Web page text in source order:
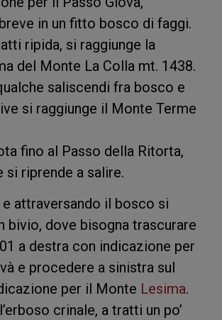
in un fitto bosco di faggi.
ripida, si raggiunge la
del Monte La Colla mt. 1438.
saliscendi fra bosco e
si raggiunge il Monte Terme
fino al Passo della Ritorta,
si riprende a salire.
e attraversando il bosco si
bivio, dove bisogna trascurare
a destra con indicazione per
e procedere a sinistra sul
per il Monte Lesima.
crinale, a tratti un po’